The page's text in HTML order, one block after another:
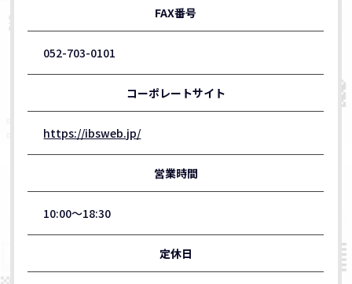
FAX番号
052-703-0101
コーポレートサイト
https://ibsweb.jp/
営業時間
10:00～18:30
定休日